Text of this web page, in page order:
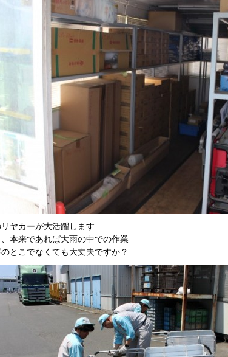
ヤカーが大活躍します
本来であれば大雨の中での作業
とこでなくても大丈夫ですか？